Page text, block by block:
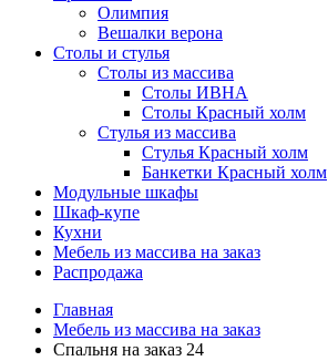
Олимпия
Вешалки верона
Столы и стулья
Столы из массива
Столы ИВНА
Столы Красный холм
Стулья из массива
Стулья Красный холм
Банкетки Красный холм
Модульные шкафы
Шкаф-купе
Кухни
Мебель из массива на заказ
Распродажа
Главная
Мебель из массива на заказ
Спальня на заказ 24